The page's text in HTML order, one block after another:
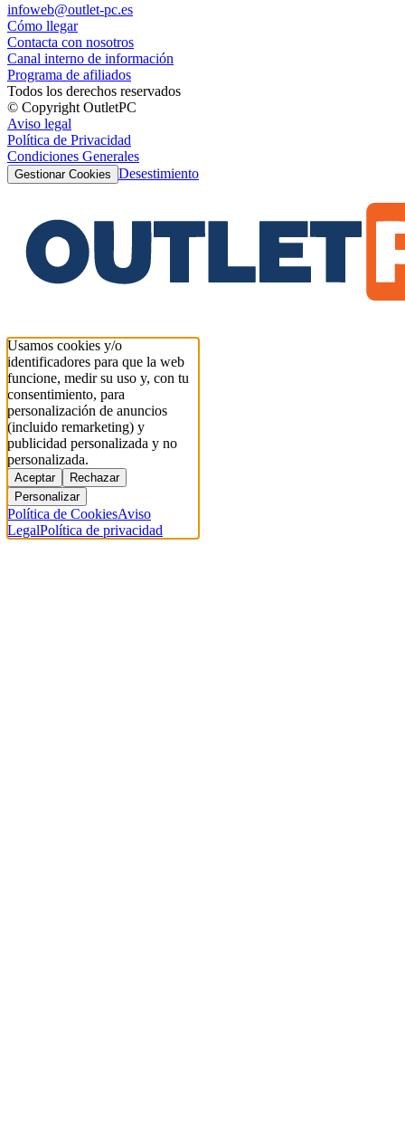
infoweb@outlet-pc.es
Cómo llegar
Contacta con nosotros
Canal interno de información
Programa de afiliados
Todos los derechos reservados
© Copyright OutletPC
Aviso legal
Política de Privacidad
Condiciones Generales
Gestionar Cookies Desestimiento
Usamos cookies y/o
identificadores para que la web
funcione, medir su uso y, con tu
consentimiento, para
personalización de anuncios
(incluido remarketing) y
publicidad personalizada y no
personalizada.
Aceptar
Rechazar
Personalizar
Política de CookiesAviso
LegalPolítica de privacidad